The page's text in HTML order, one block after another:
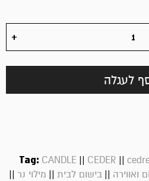
לעגלה
Tag: CANDLE || CEDER ||
ואווירה || בישום לבית || מילוי נר ||